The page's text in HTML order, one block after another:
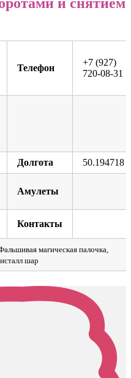
Телефон
+7 (927)
720-08-31
Долгота 50.194718
Амулеты
Контакты
магическая палочка,
шар